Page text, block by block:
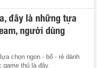
đây là những tựa
người dùng
chọn ngon - bổ - rẻ dành
game thủ là đây.